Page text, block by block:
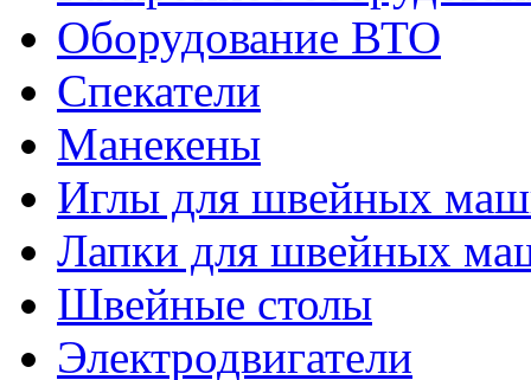
Оборудование ВТО
Спекатели
Манекены
Иглы для швейных
Лапки для швейных
Швейные столы
Электродвигатели